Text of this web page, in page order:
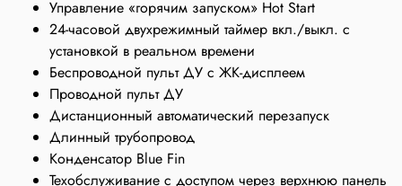
Управление «горячим запуском» Hot Start
24-часовой двухрежимный таймер вкл./выкл. с
установкой в реальном времени
Беспроводной пульт ДУ с ЖК-дисплеем
Проводной пульт ДУ
Дистанционный автоматический перезапуск
Длинный трубопровод
Конденсатор Blue Fin
Техобслуживание с доступом через верхнюю панель